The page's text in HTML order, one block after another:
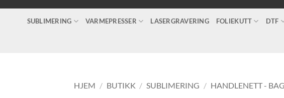
SUBLIMERING VARMEPRESSER LASERGRAVERING FOLIEKUTT DTF
HJEM / BUTIKK / SUBLIMERING / HANDLENETT -